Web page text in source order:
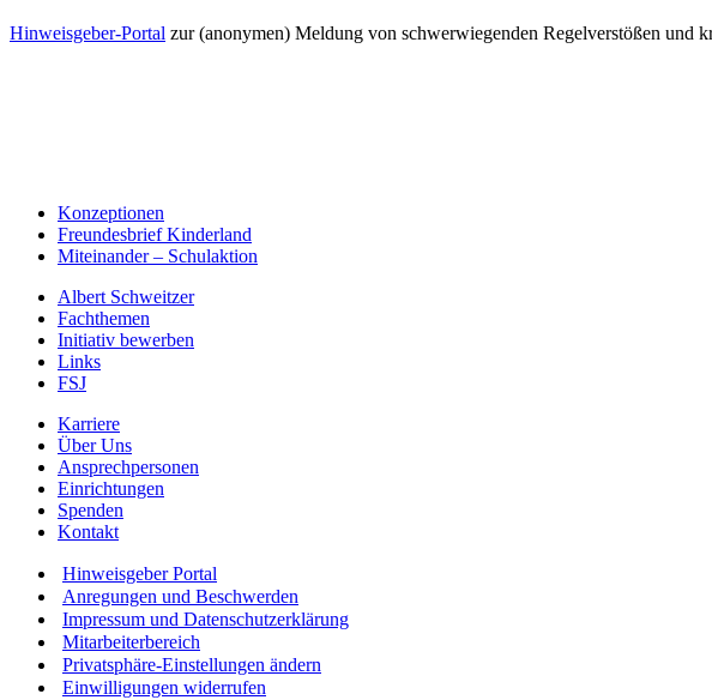
Hinweisgeber-Portal zur (anonymen) Meldung von schwerwiegenden Regelverstößen und
Konzeptionen
Freundesbrief Kinderland
Miteinander – Schulaktion
Albert Schweitzer
Fachthemen
Initiativ bewerben
Links
FSJ
Karriere
Über Uns
Ansprechpersonen
Einrichtungen
Spenden
Kontakt
Hinweisgeber Portal
Anregungen und Beschwerden
Impressum und Datenschutzerklärung
Mitarbeiterbereich
Privatsphäre-Einstellungen ändern
Einwilligungen widerrufen